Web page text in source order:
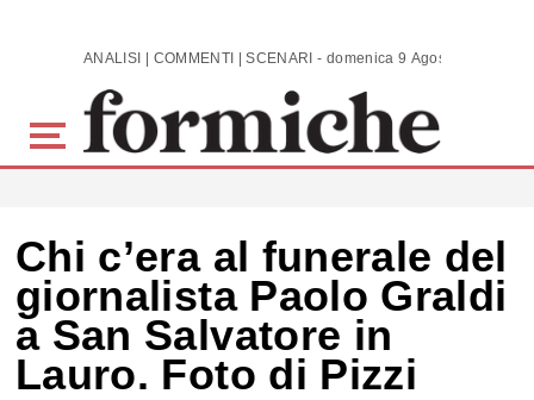
Skip to main content ANALISI | COMMENTI | SCENARI - domenica 9 Agosto 2026
Chi c’era al funerale del
giornalista Paolo Graldi
a San Salvatore in
Lauro. Foto di Pizzi